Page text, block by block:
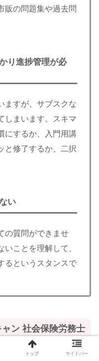
販の問題集や過去問
り進捗管理が必
ますが、サブスクな
しまいます。スキマ
にするか、入門用講
と修了するか、二択
い
の質問ができませ
ことを理解して、
るというスタンスで
ン 社会保険労務士
トップ サイドバー